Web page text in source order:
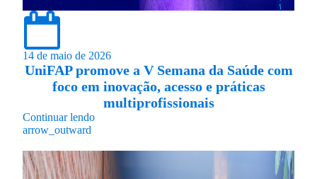
14 de maio de 2026
UniFAP promove a V Semana da Saúde com
foco em inovação, acesso e práticas
multiprofissionais
Continuar lendo
arrow_outward